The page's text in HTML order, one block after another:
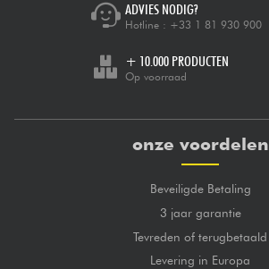
ADVIES NODIG?
Hotline : +33 1 81 930 900
+ 10.000 PRODUCTEN
Op voorraad
onze voordelen
Beveiligde Betaling
3 jaar garantie
Tevreden of terugbetaald
Levering in Europa